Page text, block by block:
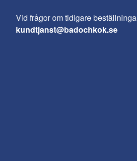
Vid frågor om tidigare
kundtjanst@badochkok.se